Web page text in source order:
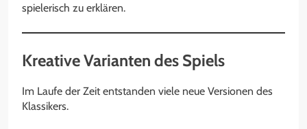
spielerisch zu erklären.
Kreative Varianten des Spiels
Im Laufe der Zeit entstanden viele neue Versionen des
Klassikers.